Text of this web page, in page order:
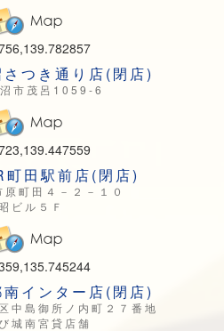
つき通り店(閉店)
市茂呂1059-6
田駅前店(閉店)
町田４－２－１０
ビル５Ｆ
インター店(閉店)
中島御所ノ内町２７番地
城南宮貸店舗